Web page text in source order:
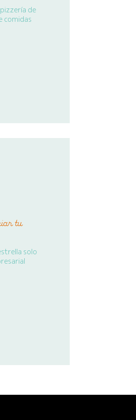
de
comidas
tu
solo